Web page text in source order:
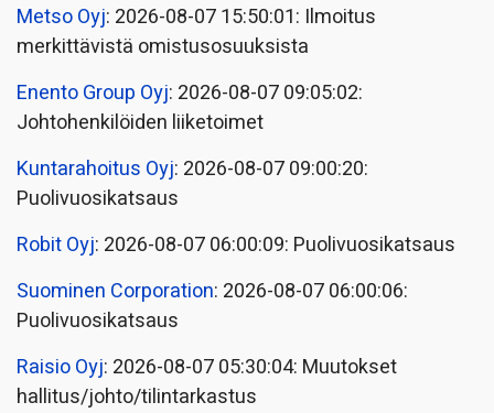
Metso Oyj: 2026-08-07 15:50:01: Ilmoitus
merkittävistä omistusosuuksista
Enento Group Oyj: 2026-08-07 09:05:02:
Johtohenkilöiden liiketoimet
Kuntarahoitus Oyj: 2026-08-07 09:00:20:
Puolivuosikatsaus
Robit Oyj: 2026-08-07 06:00:09: Puolivuosikatsaus
Suominen Corporation: 2026-08-07 06:00:06:
Puolivuosikatsaus
Raisio Oyj: 2026-08-07 05:30:04: Muutokset
hallitus/johto/tilintarkastus